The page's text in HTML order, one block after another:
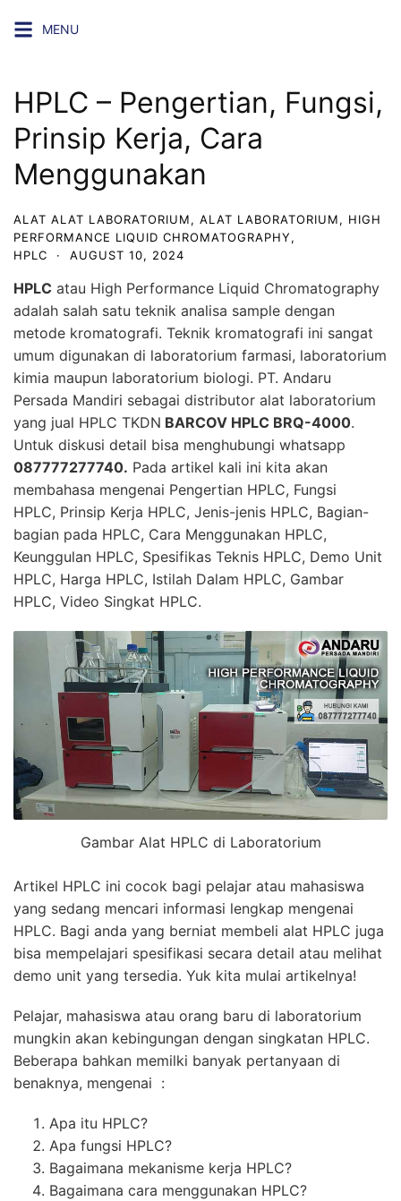
MENU
HPLC – Pengertian, Fungsi,
Prinsip Kerja, Cara
Menggunakan
ALAT ALAT LABORATORIUM, ALAT LABORATORIUM, HIGH
PERFORMANCE LIQUID CHROMATOGRAPHY,
HPLC
· AUGUST 10, 2024
HPLC atau High Performance Liquid Chromatography
adalah salah satu teknik analisa sample dengan
metode kromatografi. Teknik kromatografi ini sangat
umum digunakan di laboratorium farmasi, laboratorium
kimia maupun laboratorium biologi. PT. Andaru
Persada Mandiri sebagai distributor alat laboratorium
yang jual HPLC TKDN BARCOV HPLC BRQ-4000.
Untuk diskusi detail bisa menghubungi whatsapp
087777277740. Pada artikel kali ini kita akan
membahasa mengenai Pengertian HPLC, Fungsi
HPLC, Prinsip Kerja HPLC, Jenis-jenis HPLC, Bagian-
bagian pada HPLC, Cara Menggunakan HPLC,
Keunggulan HPLC, Spesifikas Teknis HPLC, Demo Unit
HPLC, Harga HPLC, Istilah Dalam HPLC, Gambar
HPLC, Video Singkat HPLC.
Gambar Alat HPLC di Laboratorium
Artikel HPLC ini cocok bagi pelajar atau mahasiswa
yang sedang mencari informasi lengkap mengenai
HPLC. Bagi anda yang berniat membeli alat HPLC juga
bisa mempelajari spesifikasi secara detail atau melihat
demo unit yang tersedia. Yuk kita mulai artikelnya!
Pelajar, mahasiswa atau orang baru di laboratorium
mungkin akan kebingungan dengan singkatan HPLC.
Beberapa bahkan memilki banyak pertanyaan di
benaknya, mengenai :
Apa itu HPLC?
Apa fungsi HPLC?
Bagaimana mekanisme kerja HPLC?
Bagaimana cara menggunakan HPLC?